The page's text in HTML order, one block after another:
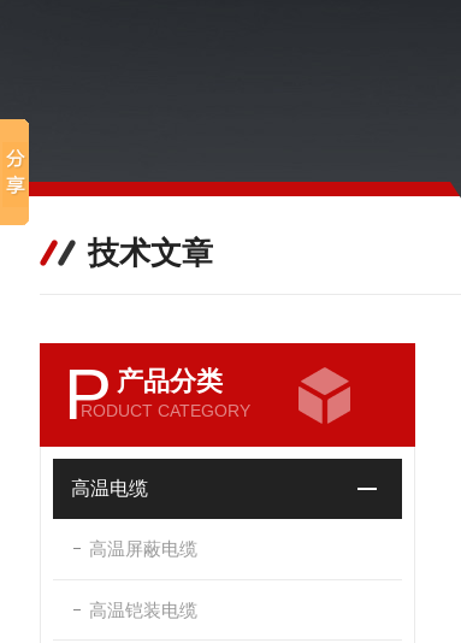
技术文章
P 产品分类
RODUCT CATEGORY
高温电缆
高温屏蔽电缆
高温铠装电缆